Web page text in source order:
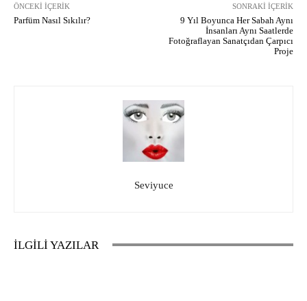
ÖNCEKI İÇERIK
Parfüm Nasıl Sıkılır?
SONRAKI İÇERIK
9 Yıl Boyunca Her Sabah Aynı
İnsanları Aynı Saatlerde
Fotoğraflayan Sanatçıdan Çarpıcı
Proje
Seviyuce
İLGİLİ YAZILAR